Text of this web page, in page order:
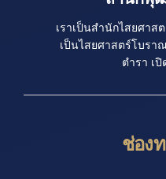
เราเป็นสำนักไสยศาส
เป็นไสยศาสตร์โบรา
ตำรา เ
ช่อง